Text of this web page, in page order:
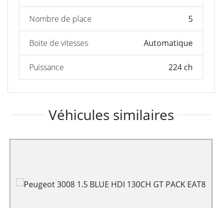
Nombre de place 5
Boite de vitesses Automatique
Puissance 224 ch
Véhicules similaires